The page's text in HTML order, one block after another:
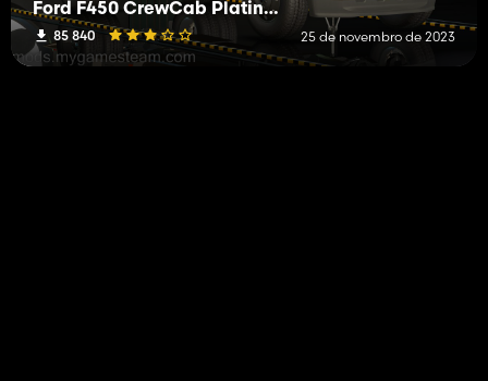
Ford F450 CrewCab Platinum DRW 2020
85 840 25 de novembro de 2023